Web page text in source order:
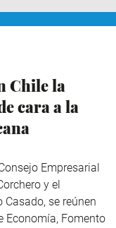
Chile la
cara a la
Empresarial
y el
Casado, se reúnen
Economía, Fomento